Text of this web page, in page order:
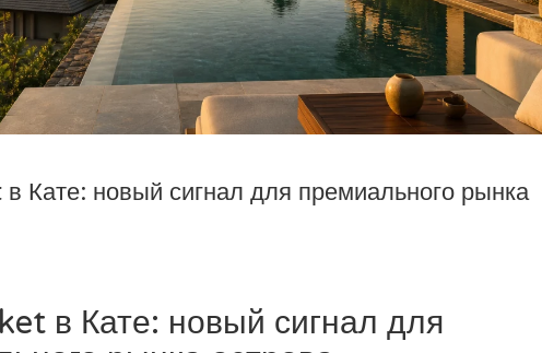
Кате: новый сигнал для премиального рынка
в Кате: новый сигнал для